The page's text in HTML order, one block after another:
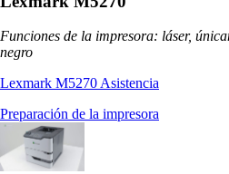
Funciones de la impresora: láser,
negro
Lexmark M5270 Asistencia
Preparación de la impresora